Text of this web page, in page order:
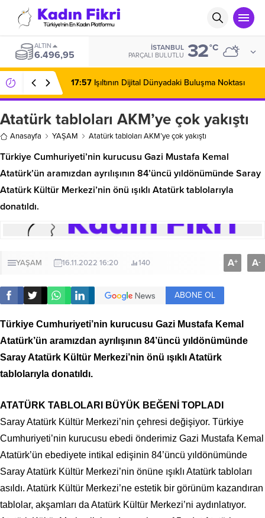
ALTIN
6.496,95
İSTANBUL
PARÇALI BULUTLU 32°C
17:57 Işıltının Dijital Dünyadaki Buluşma Noktası
Atatürk tabloları AKM’ye çok yakıştı
Anasayfa YAŞAM Atatürk tabloları AKM’ye çok yakıştı
Türkiye Cumhuriyeti’nin kurucusu Gazi Mustafa Kemal
Atatürk’ün aramızdan ayrılışının 84’üncü yıldönümünde Saray
Atatürk Kültür Merkezi’nin önü ışıklı Atatürk tablolarıyla
donatıldı.
YAŞAM 16.11.2022 16:20 140 A+ A-
ABONE OL
Türkiye Cumhuriyeti’nin kurucusu Gazi Mustafa Kemal
Atatürk’ün aramızdan ayrılışının 84’üncü yıldönümünde
Saray Atatürk Kültür Merkezi’nin önü ışıklı Atatürk
tablolarıyla donatıldı.
ATATÜRK TABLOLARI BÜYÜK BEĞENİ TOPLADI
Saray Atatürk Kültür Merkezi’nin çehresi değişiyor. Türkiye
Cumhuriyeti’nin kurucusu ebedi önderimiz Gazi Mustafa Kemal
Atatürk’ün ebediyete intikal edişinin 84’üncü yıldönümünde
Saray Atatürk Kültür Merkezi’nin önüne ışıklı Atatürk tabloları
asıldı. Atatürk Kültür Merkezi’ne estetik bir görünüm kazandıran
tablolar, akşamları da Atatürk Kültür Merkezi’ni aydınlatıyor.